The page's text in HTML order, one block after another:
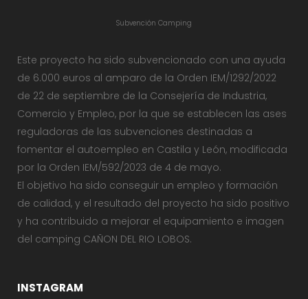
Subvención Camping
Este proyecto ha sido subvencionado con una ayuda
de 6.000 euros al amparo de la Orden IEM/1292/2022
de 22 de septiembre de la Consejería de Industria,
Comercio y Empleo, por la que se establecen las ases
reguladoras de las subvenciones destinadas a
fomentar el autoempleo en Castila y León, modificada
por la Orden IEM/592/2023 de 4 de mayo.
El objetivo ha sido conseguir un empleo y formación
de calidad, y el resultado del proyecto ha sido positivo
y ha contribuido a mejorar el equipamiento e imagen
del camping CAÑON DEL RIO LOBOS.
INSTAGRAM